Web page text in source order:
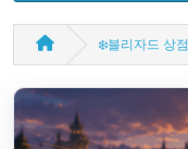
❄️블리자드 상점